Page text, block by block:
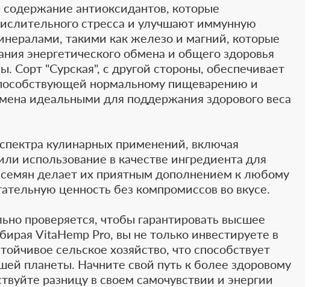
антиоксидантов, которые
стресса и улучшают иммунную
такими как железо и магний, которые
энергетического обмена и общего здоровья
Сорт "Сурская", с другой стороны, обеспечивает
нормальному пищеварению и
идеальными для поддержания здорового веса
кулинарных применений, включая
использование в качестве ингредиента для
делает их приятным дополнением к любому
ценность без компромиссов во вкусе.
проверяется, чтобы гарантировать высшее
VitaHemp Pro, вы не только инвестируете в
сельское хозяйство, что способствует
планеты. Начните свой путь к более здоровому
разницу в своем самочувствии и энергии